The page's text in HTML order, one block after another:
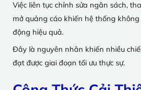
Việc liên tục chỉnh sửa ngân sách,
mở quảng cáo khiến hệ thống
động hiệu quả.
Đây là nguyên nhân khiến nhiều
đạt được giai đoạn tối ưu thực sự.